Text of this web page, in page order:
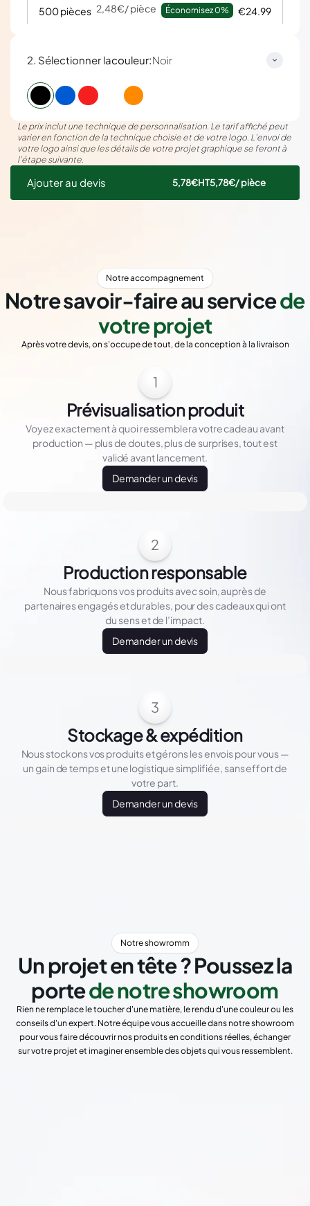
500 pièces 2,48€/ pièce Économisez 0% €24.99
2. Sélectionner lacouleur:Noir
Le prix inclut une technique de personnalisation. Le tarif affiché peut
varier en fonction de la technique choisie et de votre logo. L’envoi de
votre logo ainsi que les détails de votre projet graphique se feront à
l’étape suivante.
Ajouter au devis 5,78€HT5,78€/ pièce
Notre accompagnement
Notre savoir-faire au servicede
votre projet
Après votre devis, on s'occupe de tout, de la conception à la livraison
1
Prévisualisation produit
Voyez exactement à quoi ressemblera votre cadeau avant
production — plus de doutes, plus de surprises, tout est
validé avant lancement.
Demander un devis
2
Production responsable
Nous fabriquons vos produits avec soin, auprès de
partenaires engagés et durables, pour des cadeaux qui ont
du sens et de l’impact.
Demander un devis
3
Stockage & expédition
Nous stockons vos produits et gérons les envois pour vous —
un gain de temps et une logistique simplifiée, sans effort de
votre part.
Demander un devis
Notre showromm
Un projet en tête ? Poussez la
portede notre showroom
Rien ne remplace le toucher d'une matière, le rendu d'une couleur ou les
conseils d'un expert. Notre équipe vous accueille dans notre showroom
pour vous faire découvrir nos produits en conditions réelles, échanger
sur votre projet et imaginer ensemble des objets qui vous ressemblent.